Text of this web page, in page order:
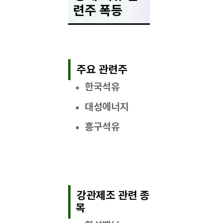
련주 폭등
주요 관련주
한국석유
대성에너지
흥구석유
강관제조 관련 종
목